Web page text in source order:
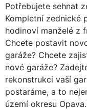
Potřebujete sehnat
Kompletní zednické
hodinoví manželé z
Chcete postavit
garáže? Chcete
nové garáže?
rekonstrukci vaší
postaráme, a to
území okresu